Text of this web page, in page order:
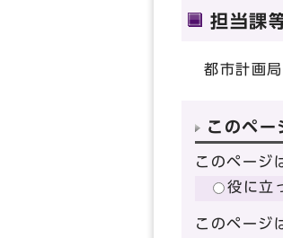
担当課
都市計画
このペー
このページ
役に立
このページ